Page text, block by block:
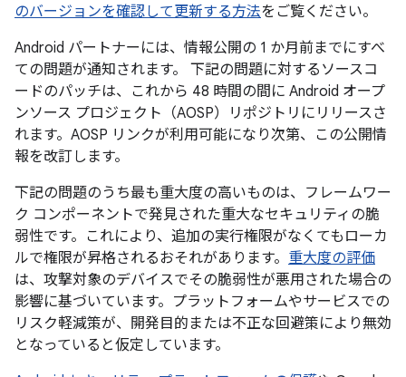
のバージョンを確認して更新する方法をご覧ください。
Android パートナーには、情報公開の 1 か月前までにすべ
ての問題が通知されます。 下記の問題に対するソースコ
ードのパッチは、これから 48 時間の間に Android オープ
ンソース プロジェクト（AOSP）リポジトリにリリースさ
れます。AOSP リンクが利用可能になり次第、この公開情
報を改訂します。
下記の問題のうち最も重大度の高いものは、フレームワー
ク コンポーネントで発見された重大なセキュリティの脆
弱性です。これにより、追加の実行権限がなくてもローカ
ルで権限が昇格されるおそれがあります。 重大度の評価
は、攻撃対象のデバイスでその脆弱性が悪用された場合の
影響に基づいています。プラットフォームやサービスでの
リスク軽減策が、開発目的または不正な回避策により無効
となっていると仮定しています。